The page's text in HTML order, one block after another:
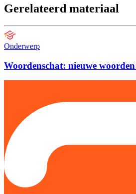
Gerelateerd materiaal
Onderwerp
Woordenschat: nieuwe